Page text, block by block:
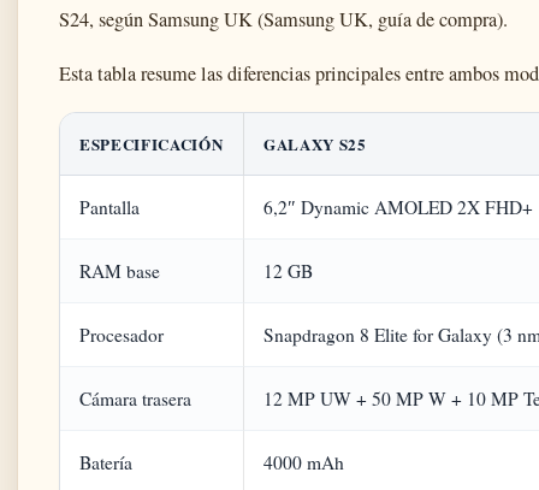
S24, según Samsung UK (Samsung UK, guía de compra).
Esta tabla resume las diferencias principales entre ambos
ESPECIFICACIÓN GALAXY S25
Pantalla 6,2″ Dynamic AMOLED 2X FHD+
RAM base 12 GB
Procesador Snapdragon 8 Elite for Galaxy (3
Cámara trasera 12 MP UW + 50 MP W + 10 MP
Batería 4000 mAh